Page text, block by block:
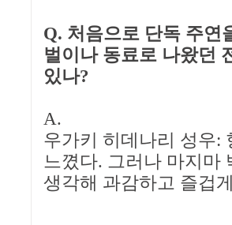
Q. 처음으로 단독 주연
벌이나 동료로 나왔던
있나?
A.
우가키 히데나리 성우:
느꼈다. 그러나 마지마
생각해 과감하고 즐겁